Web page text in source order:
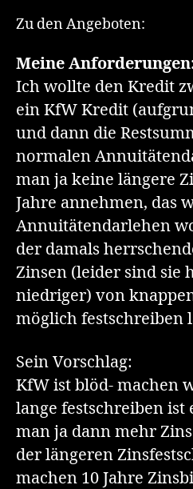
Zu den Angeboten:
Meine
Ich wollte den Kredit
ein KfW Kredit
und dann die
normalen
man ja keine längere
Jahre annehmen, das
Annuitätendarlehen
der damals
Zinsen (leider sind sie
niedriger) von
möglich festschreiben
Sein Vorschlag:
KfW ist blöd- machen
lange festschreiben ist
man ja dann mehr
der längeren
machen 10 Jahre